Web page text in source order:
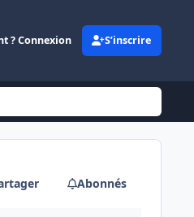
? Connexion S’inscrire
Abonnés